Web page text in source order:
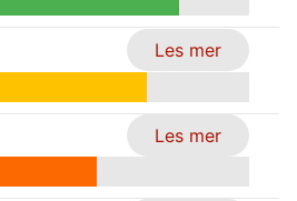
Les mer
Les mer